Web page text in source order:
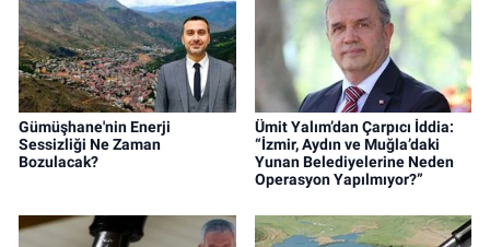
Gümüşhane'nin Enerji
Sessizliği Ne Zaman
Bozulacak?
Ümit Yalım’dan Çarpıcı İddia:
“İzmir, Aydın ve Muğla’daki
Yunan Belediyelerine Neden
Operasyon Yapılmıyor?”